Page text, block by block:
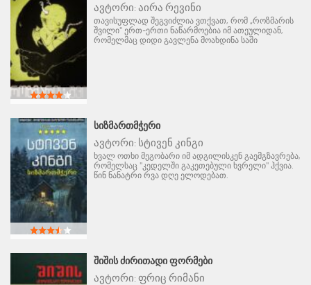
ავტორი: აირა რევინი
თავისუფლად შეგვიძლია ვთქვათ, რომ „როზმარის
შვილი" ერთ-ერთი ნაწარმოებია იმ ათეულიდან,
რომელმაც დიდი გავლენა მოახდინა საში
ᲡᲘᲖᲛᲐᲠᲗᲛᲭᲔᲠᲘ
ავტორი: სტივენ კინგი
ხვალ ოთხი მეგობარი იმ ადგილისკენ გაემგზავრება,
რომელსაც "კედელში გაკეთებული ხვრელი" ჰქვია.
წინ ნანატრი რვა დღე ელოდებათ.
ᲨᲘᲨᲘᲡ ᲫᲘᲠᲘᲗᲐᲓᲘ ᲤᲝᲠᲛᲔᲑᲘ
ავტორი: ფრიც რიმანი